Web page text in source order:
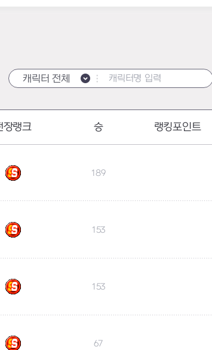
캐릭터 전체
장랭크 승 랭킹포인트
189
153
153
67